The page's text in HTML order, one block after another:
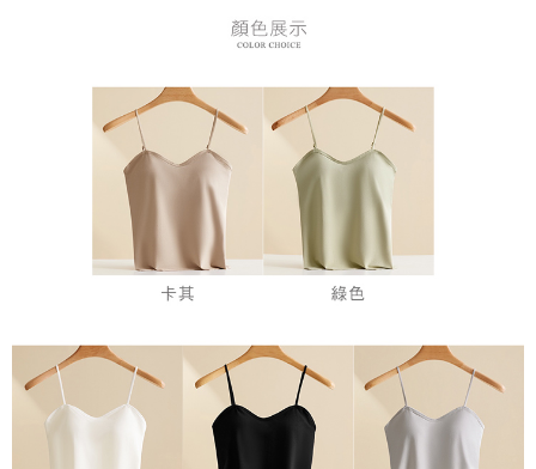
「AFTEE先享後付」，若未經同意申辦者引起之損失，本公司不負相關責
時審查核予不同之上限額度；若仍有額度不足之情形，本公司將視審查結果
請求用戶進行身份認證。
５．嚴禁一人註冊多個帳號或使用他人資訊註冊。若發現惡意使用之情形，
恩沛科技股份有限公司將有權停止該用戶之使用額度並採取法律行動。